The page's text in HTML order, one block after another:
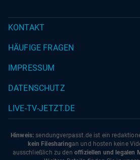
KONTAKT
HÄUFIGE FRAGEN
IMPRESSUM
DATENSCHUTZ
LIVE-TV-JETZT.DE
Hinweis: sendungverpasst.de ist ein
kein Filesharingan und hosten keine
ausschließlich zu den offiziellen und legalen